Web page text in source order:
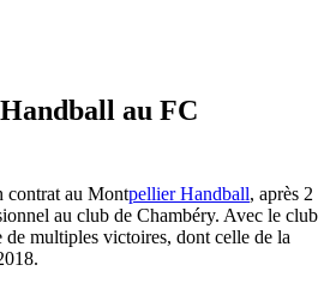
au FC
contrat au Montpellier Handball, après 2
au club de Chambéry. Avec le club
multiples victoires, dont celle de la